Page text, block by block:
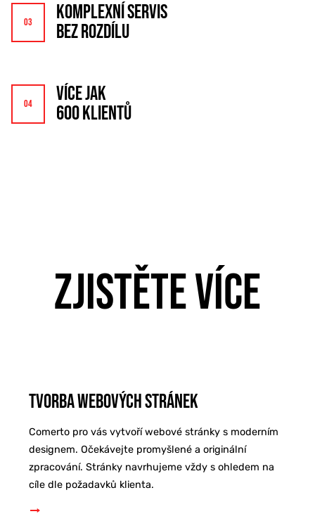
KOMPLEXNÍ SERVIS
BEZ ROZDÍLU
VÍCE JAK
600 KLIENTŮ
ZJISTĚTE VÍCE
Tvorba webových stránek
Comerto pro vás vytvoří webové stránky s moderním
designem. Očekávejte promyšlené a originální
zpracování. Stránky navrhujeme vždy s ohledem na
cíle dle požadavků klienta.